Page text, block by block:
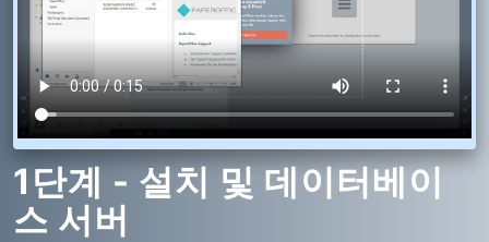
1단계 - 설치 및 데이터베이
스 서버